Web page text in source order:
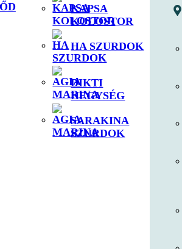
KAPSA
KOLOSTOR
HA SZURDOK
DIKTI
HEGYSÉG
SARAKINA
SZURDOK